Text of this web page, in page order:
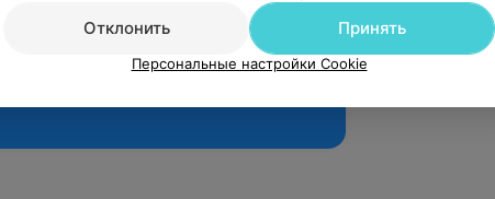
Отклонить
Принять
Персональные настройки Cookie